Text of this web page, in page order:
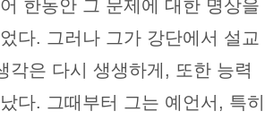
한동안 그 문제에 대한 명상을
다. 그러나 그가 강단에서 설교
각은 다시 생생하게, 또한 능력
다. 그때부터 그는 예언서, 특히